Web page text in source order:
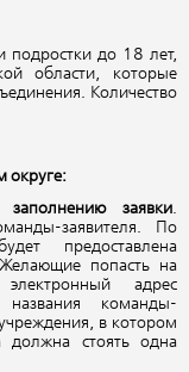
подростки до 18 лет,
области, которые
Количество
округе:
заполнению заявки.
заявителя. По
предоставлена
попасть на
адрес
названия команды-
в котором
должна стоять одна